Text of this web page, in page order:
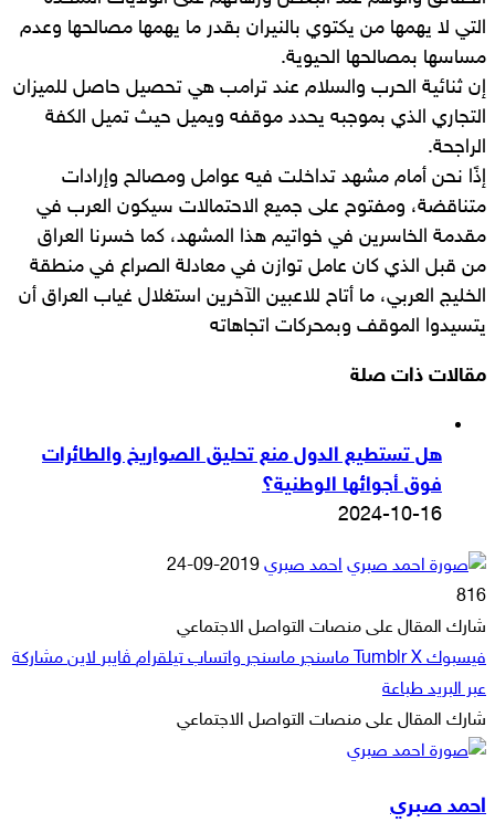
التي لا يهمها من يكتوي بالنيران بقدر ما يهمها مصالحها وعدم
مساسها بمصالحها الحيوية.
إن ثنائية الحرب والسلام عند ترامب هي تحصيل حاصل للميزان
التجاري الذي بموجبه يحدد موقفه ويميل حيث تميل الكفة
الراجحة.
إذًا نحن أمام مشهد تداخلت فيه عوامل ومصالح وإرادات
متناقضة، ومفتوح على جميع الاحتمالات سيكون العرب في
مقدمة الخاسرين في خواتيم هذا المشهد، كما خسرنا العراق
من قبل الذي كان عامل توازن في معادلة الصراع في منطقة
الخليج العربي، ما أتاح للاعبين الآخرين استغلال غياب العراق أن
يتسيدوا الموقف وبمحركات اتجاهاته
مقالات ذات صلة
هل تستطيع الدول منع تحليق الصواريخ والطائرات
فوق أجوائها الوطنية؟
2024-10-16
احمد صبري أرسل
إلكترونيا
2019-09-24
816
شارك المقال على منصات التواصل الاجتماعي
فيسبوك ‫X ماسنجر ماسنجر واتساب تيلقرام ڤايبر لاين مشاركة
عبر البريد طباعة
شارك المقال على منصات التواصل الاجتماعي
فيسبوك
‫X
ماسنجر
ماسنجر
واتساب
تيلقرام
ڤايبر
لاين
مشاركة
البريد
طباعة
احمد صبري